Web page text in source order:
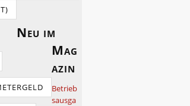
Neu im
Mag
azin
Betrieb
sausga